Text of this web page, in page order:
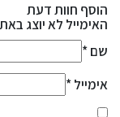
הוסף חוות דעת
האימייל לא יוצג באתר.
שם*
אימייל*